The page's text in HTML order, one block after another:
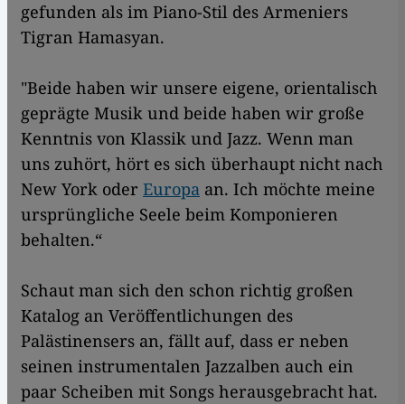
gefunden als im Piano-Stil des Armeniers
Tigran Hamasyan.
"Beide haben wir unsere eigene, orientalisch
geprägte Musik und beide haben wir große
Kenntnis von Klassik und Jazz. Wenn man
uns zuhört, hört es sich überhaupt nicht nach
New York oder Europa an. Ich möchte meine
ursprüngliche Seele beim Komponieren
behalten.“
Schaut man sich den schon richtig großen
Katalog an Veröffentlichungen des
Palästinensers an, fällt auf, dass er neben
seinen instrumentalen Jazzalben auch ein
paar Scheiben mit Songs herausgebracht hat.